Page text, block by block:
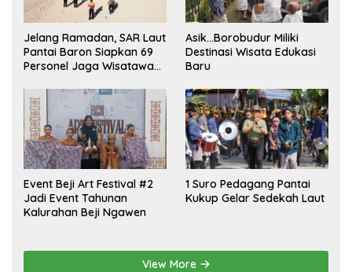
Jelang Ramadan, SAR Laut
Pantai Baron Siapkan 69
Personel Jaga Wisatawan
Asik…Borobudur Miliki
Destinasi Wisata Edukasi
Baru
Event Beji Art Festival #2
Jadi Event Tahunan
Kalurahan Beji Ngawen
1 Suro Pedagang Pantai
Kukup Gelar Sedekah Laut
View More